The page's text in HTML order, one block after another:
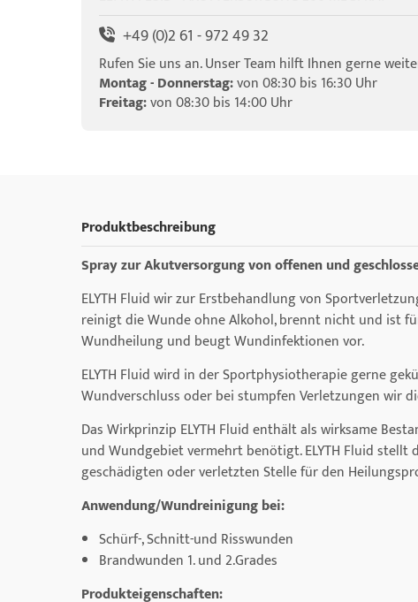
+49 (0)2 61 - 972 49 32
Rufen Sie uns an. Unser Team hilft Ihnen gerne
Montag - Donnerstag:von 08:30 bis 16:30 Uhr
Freitag:von 08:30 bis 14:00 Uhr
Produktbeschreibung
Spray zur Akutversorgung von offenen und
ELYTH Fluid wir zur Erstbehandlung von
reinigt die Wunde ohne Alkohol, brennt nicht und ist
Wundheilung und beugt Wundinfektionen vor.
ELYTH Fluid wird in der Sportphysiotherapie gerne
Wundverschluss oder bei stumpfen Verletzungen wir
Das Wirkprinzip ELYTH Fluid enthält als wirksame
und Wundgebiet vermehrt benötigt. ELYTH Fluid
geschädigten oder verletzten Stelle für den
Anwendung/Wundreinigung bei:
Schürf-, Schnitt-und Risswunden
Brandwunden 1. und 2.Grades
Produkteigenschaften: